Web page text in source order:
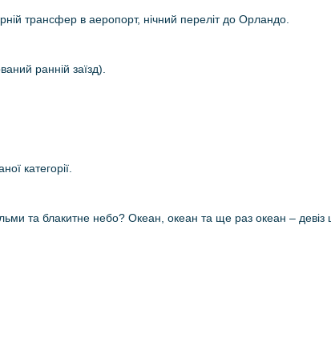
трансфер в аеропорт, нічний переліт до Орландо.
ранній заїзд).
категорії.
та блакитне небо? Океан, океан та ще раз океан – девіз